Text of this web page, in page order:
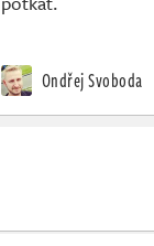
Ondřej Svoboda